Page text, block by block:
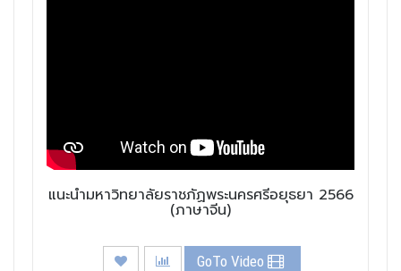
แนะนำมหาวิทยาลัยราชภัฏพระนครศรีอยุธยา 2566
(ภาษาจีน)
GoTo Video